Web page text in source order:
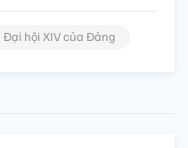
Đại hội XIV của Đảng